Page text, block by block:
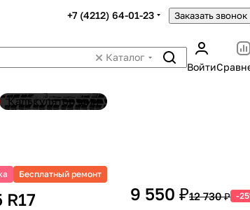
+7 (4212) 64-01-23 Заказать звонок
Каталог
Войти
Калькулятор шин
Бесплатный ремонт
9 550 ₽12 730 ₽ -